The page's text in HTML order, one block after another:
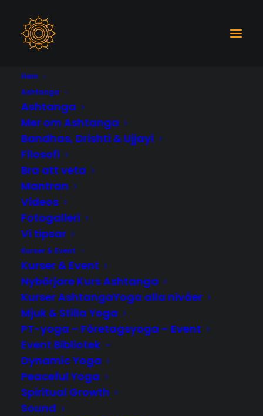
Hem
Ashtanga
Ashtanga
Mer om Ashtanga
Bandhas, Drishti & Ujjayi
Filosofi
Bra att veta
Mantran
Videos
Fotogalleri
Vi tipsar
Kurser & Event
Kurser & Event
Nybörjare Kurs Ashtanga
Kurser AshtangaYoga alla nivåer
Mjuk & Stilla Yoga
PT-yoga – Företagsyoga – Event
Event Bibliotek
Dynamic Yoga
Peaceful Yoga
Spiritual Growth
Sound
STÄNGT
27
DEC
10
JAN
"FRÖKEN" PÅ UTBILDNING = SÅ GLAD :D